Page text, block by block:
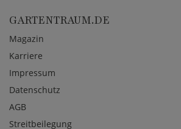
GARTENTRAUM.DE
Magazin
Karriere
Impressum
Datenschutz
AGB
Streitbeilegung